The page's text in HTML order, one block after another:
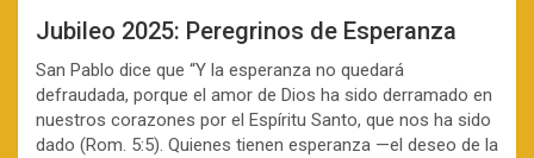
Jubileo 2025: Peregrinos de Esperanza
San Pablo dice que “Y la esperanza no quedará
defraudada, porque el amor de Dios ha sido derramado en
nuestros corazones por el Espíritu Santo, que nos ha sido
dado (Rom. 5:5). Quienes tienen esperanza —el deseo de la